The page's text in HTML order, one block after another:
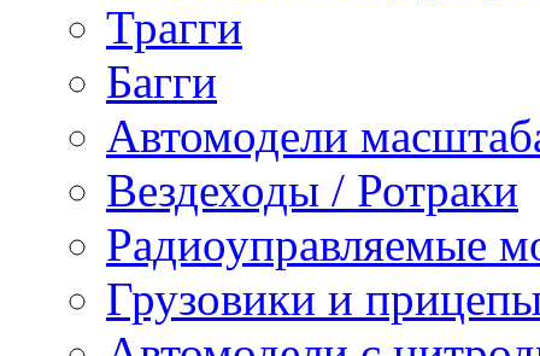
Трагги
Багги
Автомодели
Вездеходы / Ротраки
Радиоуправляемые
Грузовики и